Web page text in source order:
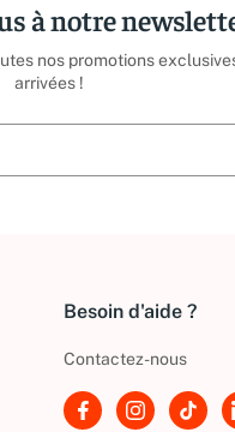
à notre
nos promotions
arrivées !
Besoin d'aide ?
Contactez-nous